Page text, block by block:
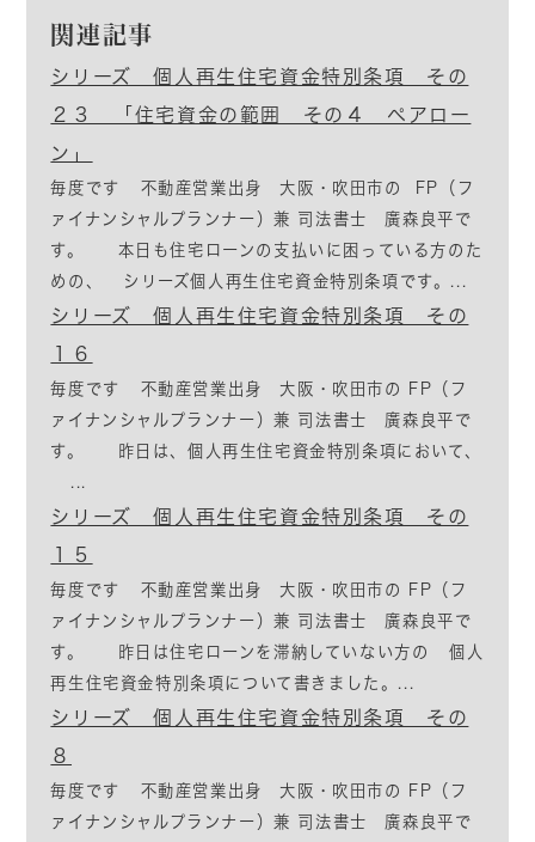
関連記事
シリーズ 個人再生住宅資金特別条項 その
２３ 「住宅資金の範囲 その４ ペアロー
ン」
毎度です 不動産営業出身 大阪・吹田市の FP（フ
ァイナンシャルプランナー）兼 司法書士 廣森良平で
す。 本日も住宅ローンの支払いに困っている方のた
めの、 シリーズ個人再生住宅資金特別条項です。...
シリーズ 個人再生住宅資金特別条項 その
１６
毎度です 不動産営業出身 大阪・吹田市の FP（フ
ァイナンシャルプランナー）兼 司法書士 廣森良平で
す。 昨日は、個人再生住宅資金特別条項において、
...
シリーズ 個人再生住宅資金特別条項 その
１５
毎度です 不動産営業出身 大阪・吹田市の FP（フ
ァイナンシャルプランナー）兼 司法書士 廣森良平で
す。 昨日は住宅ローンを滞納していない方の 個人
再生住宅資金特別条項について書きました。...
シリーズ 個人再生住宅資金特別条項 その
８
毎度です 不動産営業出身 大阪・吹田市の FP（フ
ァイナンシャルプランナー）兼 司法書士 廣森良平で